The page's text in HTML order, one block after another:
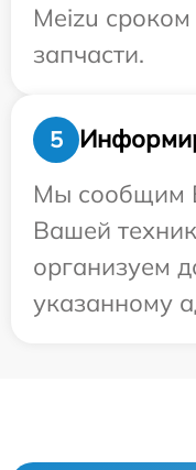
Meizu
запчасти.
5
Мы сообщим
Вашей
организуем
указанному